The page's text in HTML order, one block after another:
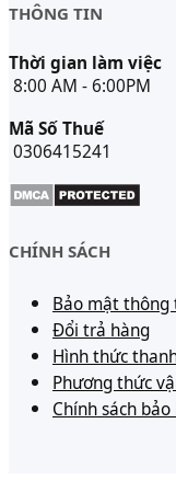
THÔNG TIN
Thời gian làm việc
8:00 AM - 6:00PM
Mã Số Thuế
0306415241
CHÍNH SÁCH
Bảo mật thông
Đổi trả hàng
Hình thức
Phương thức
Chính sách